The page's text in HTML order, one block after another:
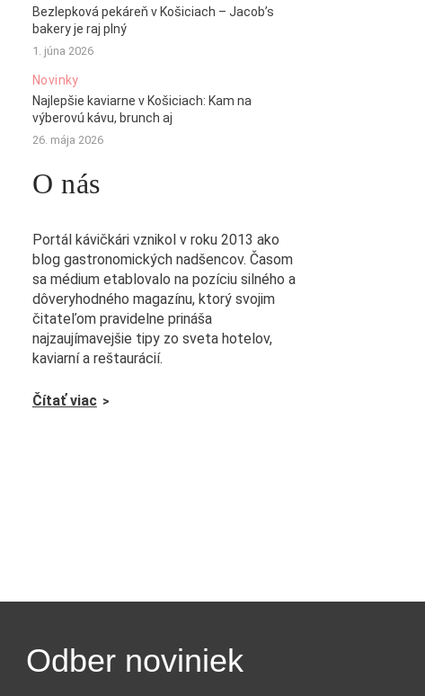
Bezlepková pekáreň v Košiciach – Jacob’s
bakery je raj plný
1. júna 2026
Novinky
Najlepšie kaviarne v Košiciach: Kam na
výberovú kávu, brunch aj
26. mája 2026
O nás
Portál kávičkári vznikol v roku 2013 ako
blog gastronomických nadšencov. Časom
sa médium etablovalo na pozíciu silného a
dôveryhodného magazínu, ktorý svojim
čitateľom pravidelne prináša
najzaujímavejšie tipy zo sveta hotelov,
kaviarní a reštaurácií.
Čítať viac
Odber noviniek